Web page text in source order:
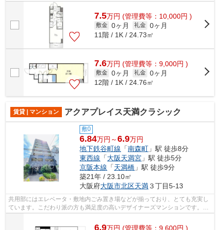
と洗練された設計の内装を持つデザイナ...
7.5万円 (管理費等：10,000円 )
敷金 0ヶ月 礼金 0ヶ月
11階 / 1K / 24.73㎡
7.6万円 (管理費等：9,000円 )
敷金 0ヶ月 礼金 0ヶ月
12階 / 1K / 24.76㎡
賃貸 | マンション アクアプレイス天満クラシック
敷0
6.84万円～6.9万円
地下鉄谷町線 「南森町 」駅 徒歩8分
東西線 「大阪天満宮 」駅 徒歩5分
京阪本線 「天満橋 」駅 徒歩9分
築21年 / 23.10㎡
大阪府大阪市北区天満３丁目5-13
共用部にはエレベータ・敷地内ごみ置き場などが揃っており、とても充実し
ています。こだわり派の方も満足度の高いデザイナーズマンションです。お
6.9万円 (管理費等：9,600円 )